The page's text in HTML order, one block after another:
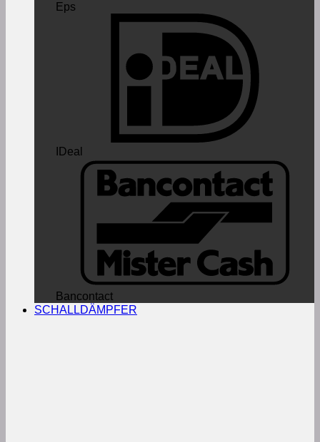
Eps
IDeal
Bancontact
SCHALLDÄMPFER